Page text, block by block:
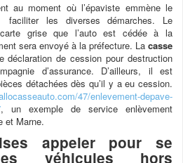
au moment où l’épaviste emmène le
les diverses démarches. Le
grise que l’auto est cédée à la
sera envoyé à la préfecture. La casse
déclaration de cession pour destruction
d’assurance. D’ailleurs, il est
détachées dès qu’il y a eu cession.
47/enlevement-depave-
, un exemple de service enlèvement
et Marne.
appeler pour se
véhicules hors